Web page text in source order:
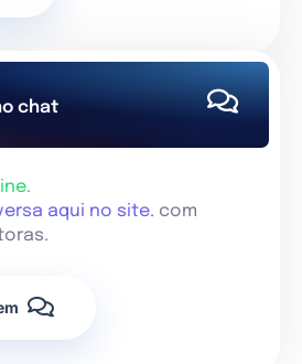
chat
aqui no site. com